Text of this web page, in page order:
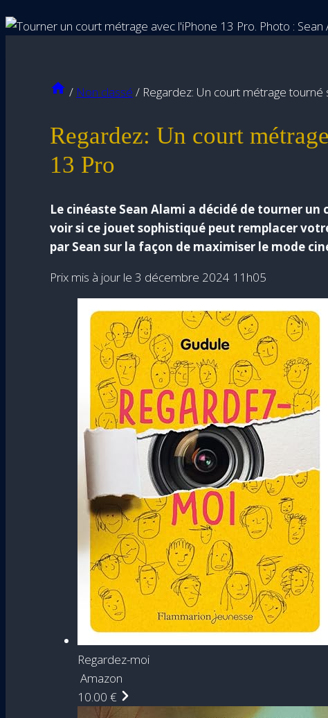
/ Non classé / Regardez: Un court métrage
Regardez: Un court
13 Pro
Le cinéaste Sean Alami a décidé de tourner
voir si ce jouet sophistiqué peut remplacer
par Sean sur la façon de maximiser le mode
3 décembre 2024 11h05
Regardez-moi
Amazon
10.00 €